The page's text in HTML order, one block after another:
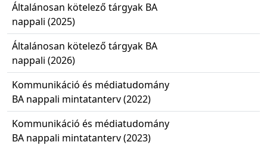
Általánosan kötelező tárgyak BA
nappali (2025)
Általánosan kötelező tárgyak BA
nappali (2026)
Kommunikáció és médiatudomány
BA nappali mintatanterv (2022)
Kommunikáció és médiatudomány
BA nappali mintatanterv (2023)